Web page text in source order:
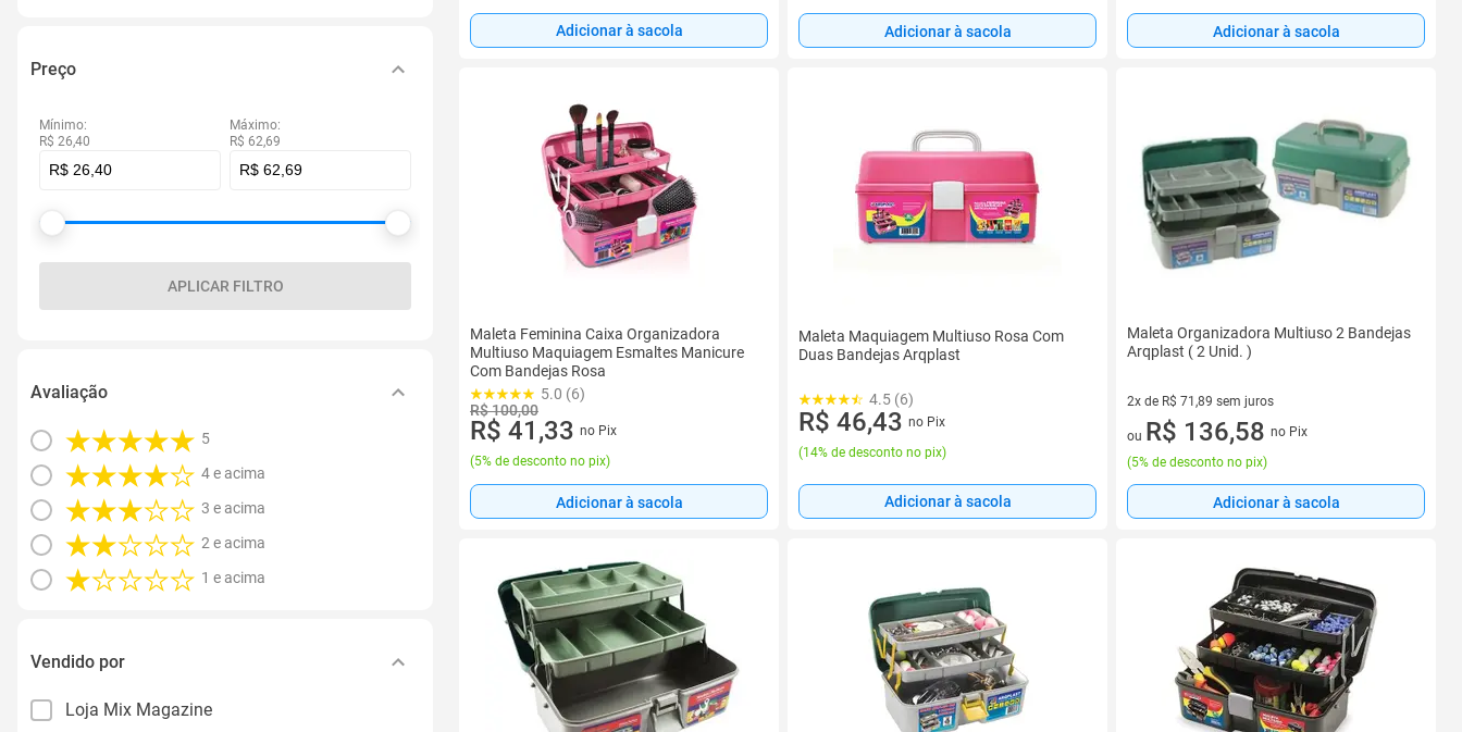
Preço
Mínimo:
R$ 26,40
Máximo:
R$ 62,69
APLICAR FILTRO
Avaliação
5
4 e acima
3 e acima
2 e acima
1 e acima
Vendido por
Loja Mix Magazine
Adicionar à sacola Adicionar à sacola Adicionar à sacola
Maleta Feminina Caixa Organizadora
Multiuso Maquiagem Esmaltes Manicure
Com Bandejas Rosa
5.0 (6)
R$ 100,00
R$ 41,33 no Pix
(5% de desconto no pix)
Adicionar à sacola
Maleta Maquiagem Multiuso Rosa Com
Duas Bandejas Arqplast
4.5 (6)
R$ 46,43 no Pix
(14% de desconto no pix)
Adicionar à sacola
Maleta Organizadora Multiuso 2 Bandejas
Arqplast ( 2 Unid. )
2x de R$ 71,89 sem juros
2 vez de R$ 71,89 sem juros
ou R$ 136,58 no Pix
(5% de desconto no pix)
Adicionar à sacola